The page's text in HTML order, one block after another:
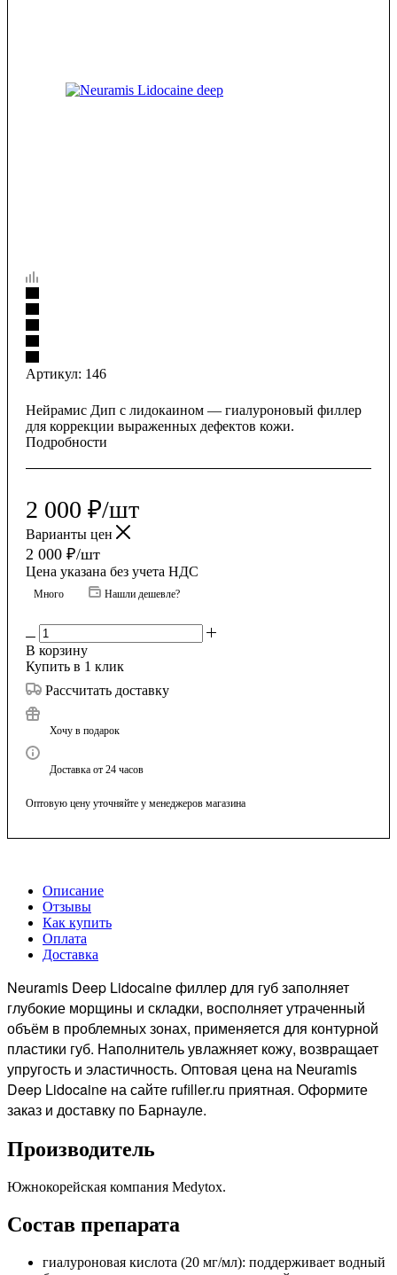
Артикул: 146
Нейрамис Дип с лидокаином — гиалуроновый филлер
для коррекции выраженных дефектов кожи.
Подробности
2 000 ₽/шт
Варианты цен
2 000 ₽/шт
Цена указана без учета НДС
Много Нашли дешевле?
В корзину
Купить в 1 клик
Рассчитать доставку
Хочу в подарок
Доставка от 24 часов
Оптовую цену уточняйте у менеджеров магазина
Описание
Отзывы
Как купить
Оплата
Доставка
Neuramis Deep Lidocaine филлер для губ заполняет
глубокие морщины и складки, восполняет утраченный
объём в проблемных зонах, применяется для контурной
пластики губ. Наполнитель увлажняет кожу, возвращает
упругость и эластичность. Оптовая цена на Neuramis
Deep Lidocaine на сайте rufiller.ru приятная. Оформите
заказ и доставку по Барнауле.
Производитель
Южнокорейская компания Medytox.
Состав препарата
гиалуроновая кислота (20 мг/мл): поддерживает водный